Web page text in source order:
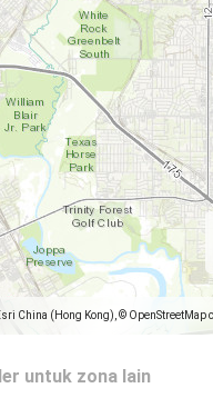
China (Hong Kong), ©
untuk zona lain